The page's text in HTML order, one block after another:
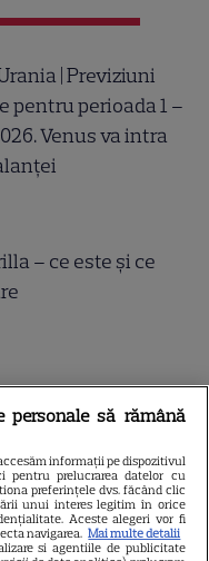
| Previziuni
pentru perioada 1 –
Venus va intra
– ce este și ce
Domnului. Ce
în post
personale să rămână
informații pe dispozitivul
pentru prelucrarea datelor cu
preferințele dvs. făcând clic
unui interes legitim în orice
Aceste alegeri vor fi
navigarea. Mai multe detalii
si agentiile de publicitate